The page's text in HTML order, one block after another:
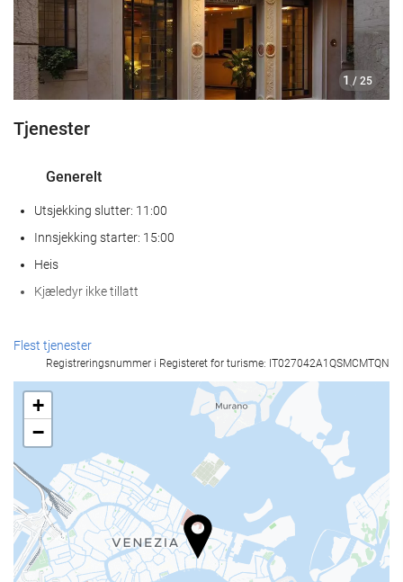
1 / 25
Tjenester
Generelt
Utsjekking slutter: 11:00
Innsjekking starter: 15:00
Heis
Kjæledyr ikke tillatt
Resepsjonstjenester
Døgnåpen resepsjon
Bagasjeoppbevaring
Mat og Drikke
Bar
Internett
Gratis Wi-Fi
Flest tjenester
Registreringsnummer i Registeret for turisme: IT027042A1QSMCMTQN
+
−